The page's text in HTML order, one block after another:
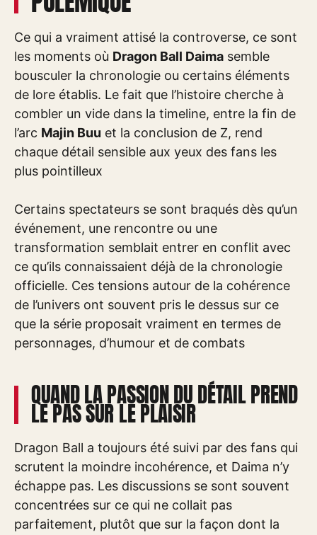
Ce qui a vraiment attisé la controverse, ce sont
les moments où Dragon Ball Daima semble
bousculer la chronologie ou certains éléments
de lore établis. Le fait que l’histoire cherche à
combler un vide dans la timeline, entre la fin de
l’arc Majin Buu et la conclusion de Z, rend
chaque détail sensible aux yeux des fans les
plus pointilleux
Certains spectateurs se sont braqués dès qu’un
événement, une rencontre ou une
transformation semblait entrer en conflit avec
ce qu’ils connaissaient déjà de la chronologie
officielle. Ces tensions autour de la cohérence
de l’univers ont souvent pris le dessus sur ce
que la série proposait vraiment en termes de
personnages, d’humour et de combats
QUAND LA PASSION DU DÉTAIL PREND
LE PAS SUR LE PLAISIR
Dragon Ball a toujours été suivi par des fans qui
scrutent la moindre incohérence, et Daima n’y
échappe pas. Les discussions se sont souvent
concentrées sur ce qui ne collait pas
parfaitement, plutôt que sur la façon dont la